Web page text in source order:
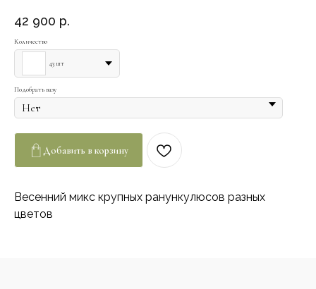
42 900 р.
Количество
43 шт
Подобрать вазу
Добавить в корзину
Весенний микс крупных ранункулюсов разных
цветов